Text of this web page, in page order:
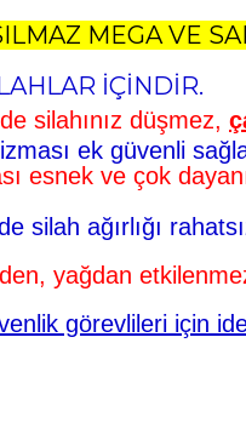
MEGA VE
İÇİNDİR.
silahınız düşmez,
ek güvenli
esnek ve çok
silah ağırlığı
yağdan
görevlileri için